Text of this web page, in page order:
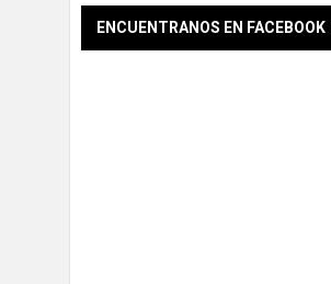
ENCUENTRANOS EN FACEBOOK